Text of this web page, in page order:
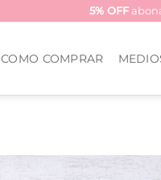
5% OFF
COMO COMPRAR